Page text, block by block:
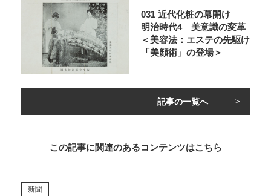
031 近代化粧の幕開け
明治時代4 美意識の変革
＜美容法：エステの先駆け
「美顔術」の登場＞
記事の一覧へ
この記事に関連のあるコンテンツはこちら
新聞